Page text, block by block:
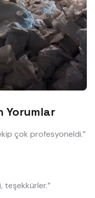
Yorumlar
çok profesyoneldi.”
teşekkürler.”